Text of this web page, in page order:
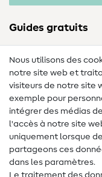
Guides gratuits
Lexique de couture
Tutos de couture
Aide & contact
Contact
Changement de
Nous utilisons des
notre site web et
visiteurs de notre site
exemple pour
intégrer des médias
l'accès à notre site
uniquement lorsque
partageons ces
dans les paramètres.
Le traitement des